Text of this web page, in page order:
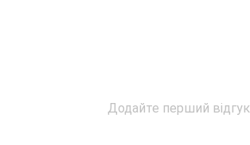
Додайте перший відгук